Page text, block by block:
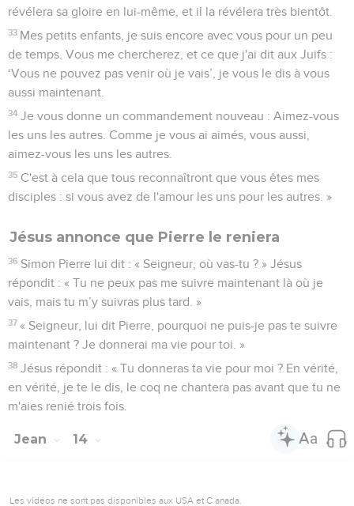
révélera sa gloire en lui-même, et il la révélera très bientôt.
33 Mes petits enfants, je suis encore avec vous pour un peu
de temps. Vous me chercherez, et ce que j'ai dit aux Juifs :
‘Vous ne pouvez pas venir où je vais’, je vous le dis à vous
aussi maintenant.
34 Je vous donne un commandement nouveau : Aimez-vous
les uns les autres. Comme je vous ai aimés, vous aussi,
aimez-vous les uns les autres.
35 C'est à cela que tous reconnaîtront que vous êtes mes
disciples : si vous avez de l'amour les uns pour les autres. »
Jésus annonce que Pierre le reniera
36 Simon Pierre lui dit : « Seigneur, où vas-tu ? » Jésus
répondit : « Tu ne peux pas me suivre maintenant là où je
vais, mais tu m’y suivras plus tard. »
37 « Seigneur, lui dit Pierre, pourquoi ne puis-je pas te suivre
maintenant ? Je donnerai ma vie pour toi. »
38 Jésus répondit : « Tu donneras ta vie pour moi ? En vérité,
en vérité, je te le dis, le coq ne chantera pas avant que tu ne
m'aies renié trois fois.
Jean 14
Les vidéos ne sont pas disponibles aux USA et C anada.